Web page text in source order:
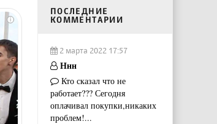
i
ПОСЛЕДНИЕ
КОММЕНТАРИИ
2 марта 2022 17:57
Ннн
Кто сказал что не
работает??? Сегодня
оплачивал покупки,никаких
проблем!...